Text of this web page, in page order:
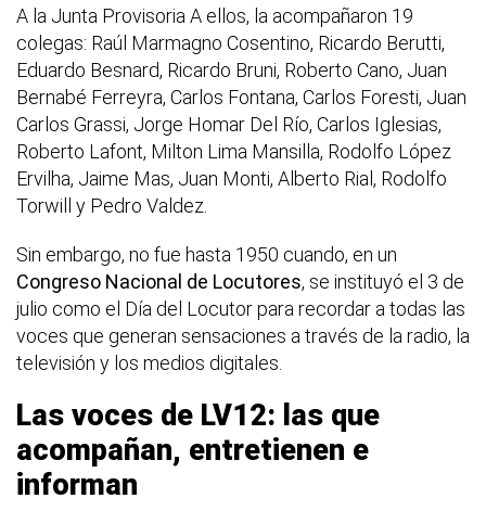
A la Junta Provisoria A ellos, la acompañaron 19
colegas: Raúl Marmagno Cosentino, Ricardo Berutti,
Eduardo Besnard, Ricardo Bruni, Roberto Cano, Juan
Bernabé Ferreyra, Carlos Fontana, Carlos Foresti, Juan
Carlos Grassi, Jorge Homar Del Río, Carlos Iglesias,
Roberto Lafont, Milton Lima Mansilla, Rodolfo López
Ervilha, Jaime Mas, Juan Monti, Alberto Rial, Rodolfo
Torwill y Pedro Valdez.
Sin embargo, no fue hasta 1950 cuando, en un
Congreso Nacional de Locutores, se instituyó el 3 de
julio como el Día del Locutor para recordar a todas las
voces que generan sensaciones a través de la radio, la
televisión y los medios digitales.
Las voces de LV12: las que
acompañan, entretienen e
informan